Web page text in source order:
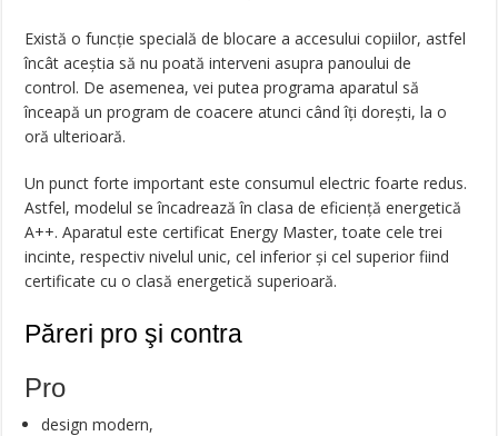
Există o funcție specială de blocare a accesului copiilor, astfel
încât aceștia să nu poată interveni asupra panoului de
control. De asemenea, vei putea programa aparatul să
înceapă un program de coacere atunci când îți dorești, la o
oră ulterioară.
Un punct forte important este consumul electric foarte redus.
Astfel, modelul se încadrează în clasa de eficiență energetică
A++. Aparatul este certificat Energy Master, toate cele trei
incinte, respectiv nivelul unic, cel inferior și cel superior fiind
certificate cu o clasă energetică superioară.
Păreri pro şi contra
Pro
design modern,